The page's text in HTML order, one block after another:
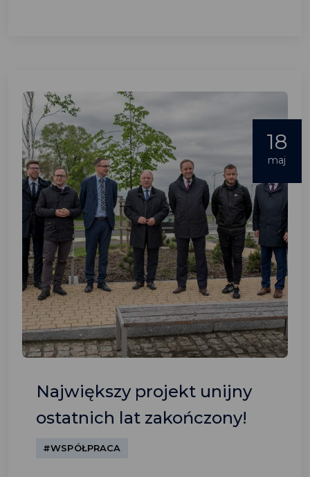
18
maj
Największy projekt unijny
ostatnich lat zakończony!
#WSPÓŁPRACA